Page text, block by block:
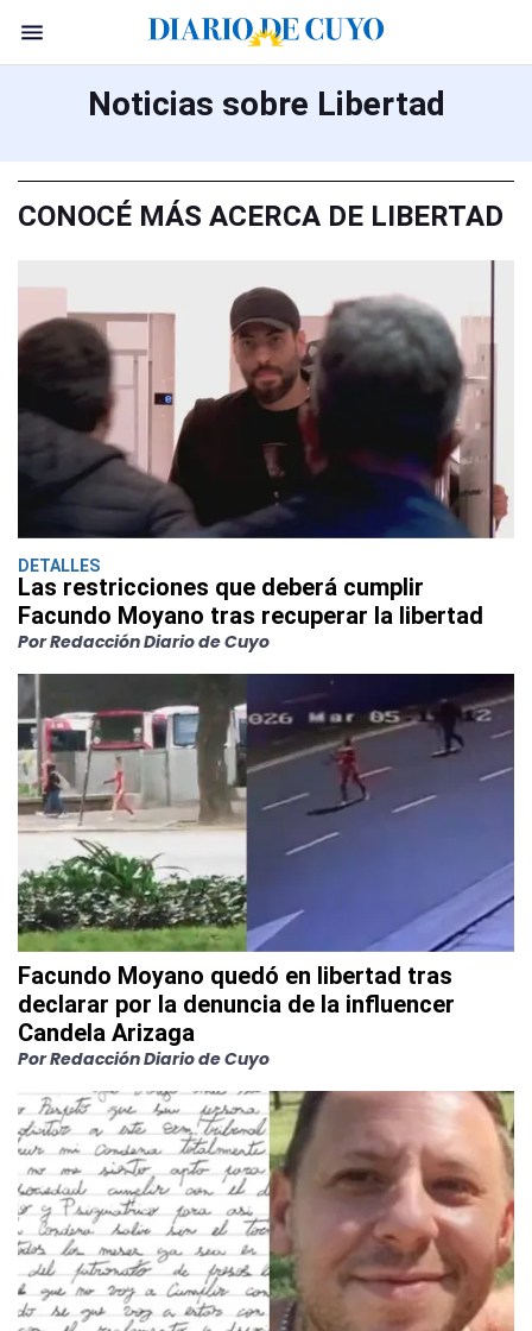
Noticias sobre Libertad
CONOCÉ MÁS ACERCA DE LIBERTAD
DETALLES
Las restricciones que deberá cumplir
Facundo Moyano tras recuperar la libertad
Por Redacción Diario de Cuyo
Facundo Moyano quedó en libertad tras
declarar por la denuncia de la influencer
Candela Arizaga
Por Redacción Diario de Cuyo